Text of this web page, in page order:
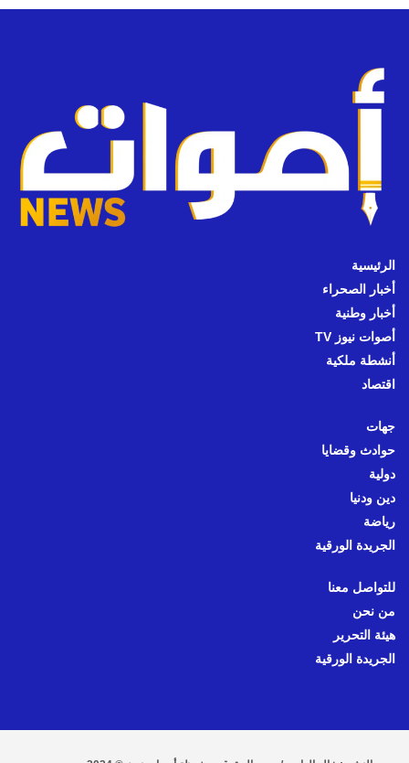
الرئيسية
أخبار الصحراء
أخبار وطنية
أصوات نيوز TV
أنشطة ملكية
اقتصاد
جهات
حوادث وقضايا
دولية
دين ودنيا
رياضة
الجريدة الورقية
للتواصل معنا
من نحن
هيئة التحرير
الجريدة الورقية